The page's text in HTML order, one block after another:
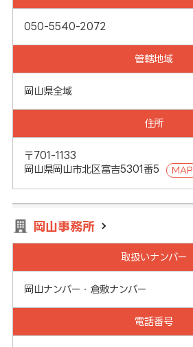
050-5540-2072
管轄地域
岡山県全域
住所
〒701-1133
岡山県岡山市北区富吉5301番5
MAP
岡山事務所
取扱いナンバー
岡山ナンバー・倉敷ナンバー
電話番号